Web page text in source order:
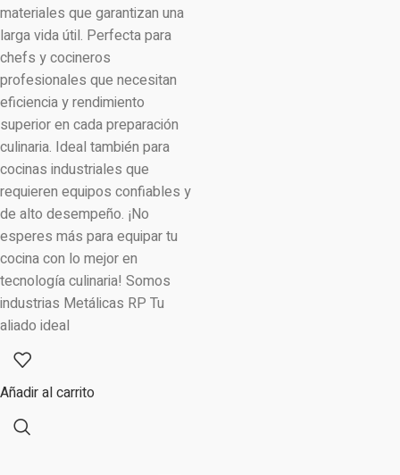
materiales que garantizan una
larga vida útil. Perfecta para
chefs y cocineros
profesionales que necesitan
eficiencia y rendimiento
superior en cada preparación
culinaria. Ideal también para
cocinas industriales que
requieren equipos confiables y
de alto desempeño. ¡No
esperes más para equipar tu
cocina con lo mejor en
tecnología culinaria! Somos
industrias Metálicas RP Tu
aliado ideal
Añadir al carrito